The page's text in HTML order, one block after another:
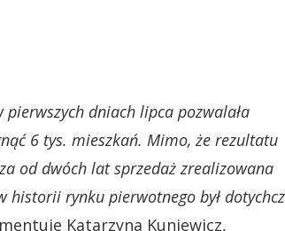
dniach lipca pozwalała
6 tys. mieszkań. Mimo, że rezultatu
od dwóch lat sprzedaż zrealizowana
historii rynku pierwotnego był
Katarzyna Kuniewicz,